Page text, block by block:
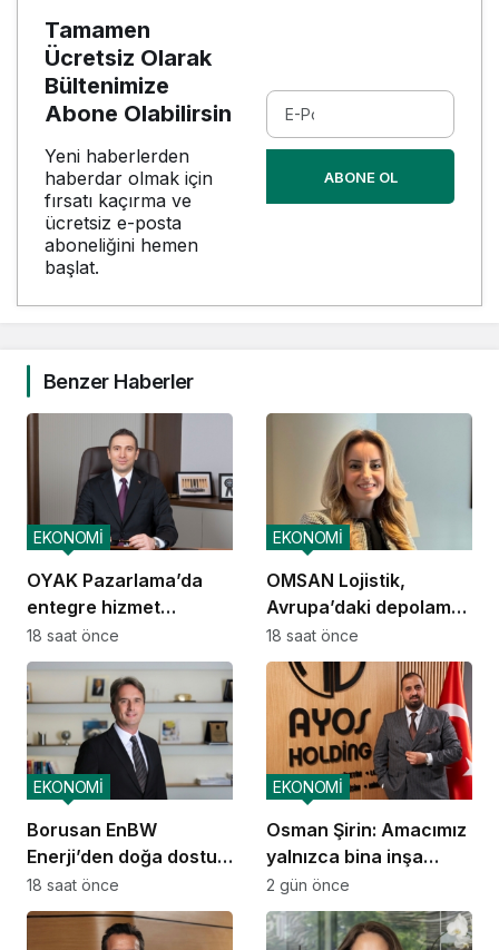
Tamamen
Ücretsiz Olarak
Bültenimize
Abone Olabilirsin
Yeni haberlerden
haberdar olmak için
fırsatı kaçırma ve
ücretsiz e-posta
aboneliğini hemen
başlat.
ABONE OL
Benzer Haberler
OYAK Pazarlama’da
entegre hizmet
ekosistemi kuruluyor
EKONOMİ
18 saat önce
OMSAN Lojistik,
Avrupa’daki depolama
ve dağıtım
operasyonlarına
başladı
EKONOMİ
18 saat önce
Borusan EnBW
Enerji’den doğa dostu
proje
EKONOMİ
18 saat önce
Osman Şirin: Amacımız
yalnızca bina inşa
etmek değil,
yatırımcısına
kazandıracak yaşam
EKONOMİ
2 gün önce